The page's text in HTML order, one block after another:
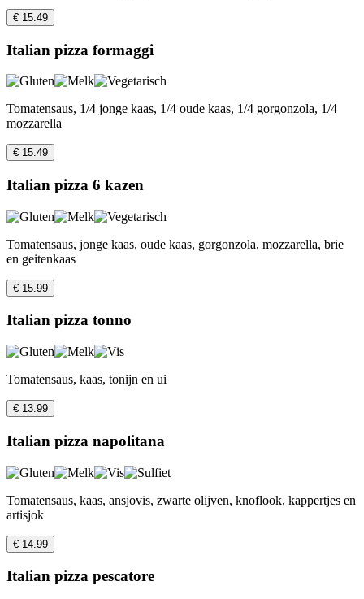
€ 15.49
Italian pizza formaggi
Tomatensaus, 1/4 jonge kaas, 1/4 oude kaas, 1/4 gorgonzola, 1/4
mozzarella
€ 15.49
Italian pizza 6 kazen
Tomatensaus, jonge kaas, oude kaas, gorgonzola, mozzarella, brie
en geitenkaas
€ 15.99
Italian pizza tonno
Tomatensaus, kaas, tonijn en ui
€ 13.99
Italian pizza napolitana
Tomatensaus, kaas, ansjovis, zwarte olijven, knoflook, kappertjes en
artisjok
€ 14.99
Italian pizza pescatore